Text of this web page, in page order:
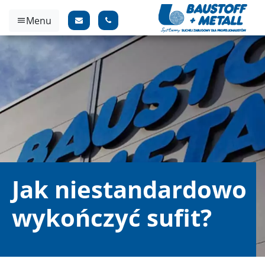
Menu
Jak niestandardowo
wykończyć sufit?